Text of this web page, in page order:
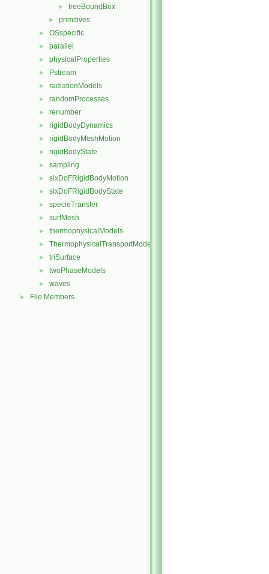
► treeBoundBox
► primitives
► OSspecific
► parallel
► physicalProperties
► Pstream
► radiationModels
► randomProcesses
► renumber
► rigidBodyDynamics
► rigidBodyMeshMotion
► rigidBodyState
► sampling
► sixDoFRigidBodyMotion
► sixDoFRigidBodyState
► specieTransfer
► surfMesh
► thermophysicalModels
► ThermophysicalTransportModels
► triSurface
► twoPhaseModels
► waves
► File Members